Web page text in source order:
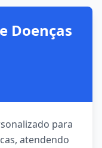
Doenças
para
atendendo